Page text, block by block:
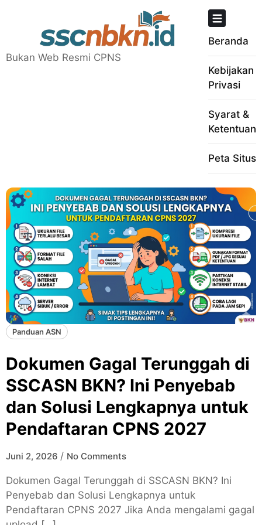
Bukan Web Resmi CPNS
Beranda
Kebijakan
Privasi
Syarat &
Ketentuan
Peta Situs
Panduan ASN
Dokumen Gagal Terunggah di
SSCASN BKN? Ini Penyebab
dan Solusi Lengkapnya untuk
Pendaftaran CPNS 2027
Juni 2, 2026 / No Comments
Dokumen Gagal Terunggah di SSCASN BKN? Ini
Penyebab dan Solusi Lengkapnya untuk
Pendaftaran CPNS 2027 Jika Anda mengalami gagal